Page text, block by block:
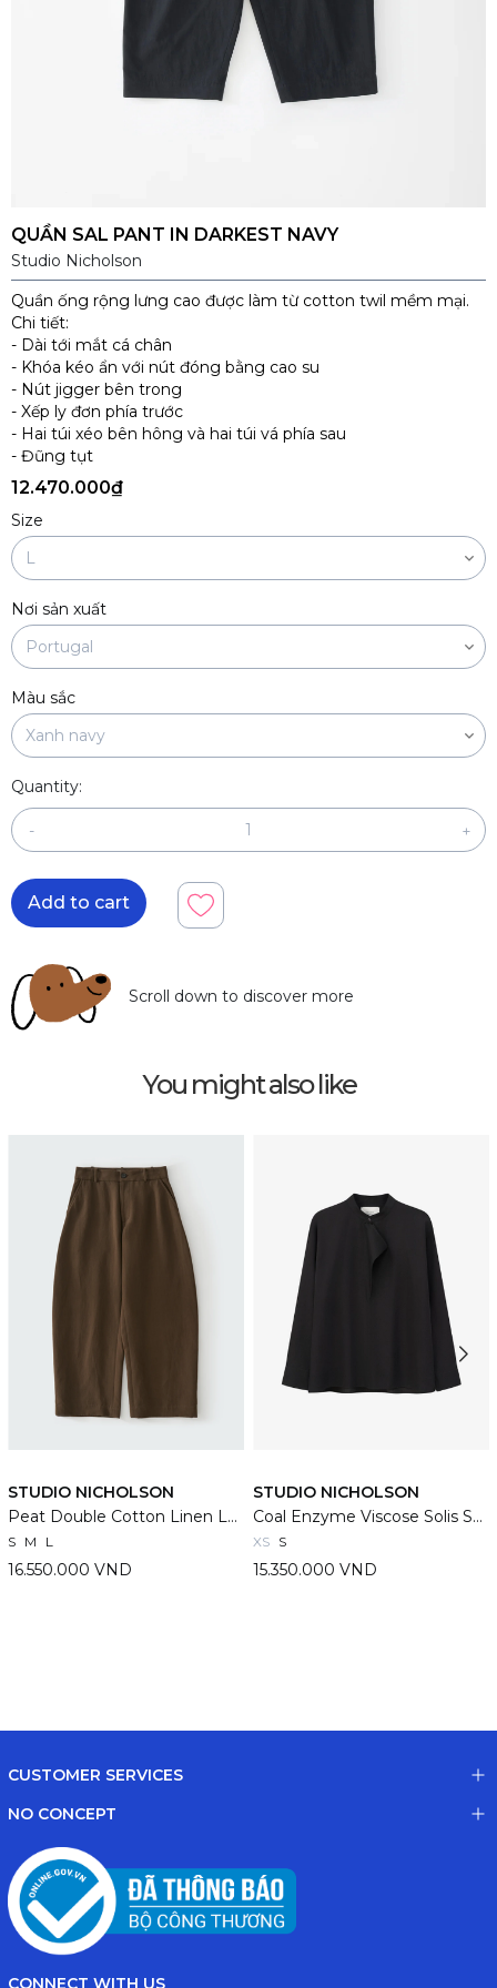
QUẦN SAL PANT IN DARKEST NAVY
Studio Nicholson
Quần ống rộng lưng cao được làm từ cotton twil mềm mại.
Chi tiết:
- Dài tới mắt cá chân
- Khóa kéo ẩn với nút đóng bằng cao su
- Nút jigger bên trong
- Xếp ly đơn phía trước
- Hai túi xéo bên hông và hai túi vá phía sau
- Đũng tụt
12.470.000₫
Size
Nơi sản xuất
Màu sắc
Quantity:
- +
Add to cart
Scroll down to discover more
You might also like
STUDIO NICHOLSON
Peat Double Cotton Linen Levy Pants
S M L
16.550.000 VND
STUDIO NICHOLSON
Coal Enzyme Viscose Solis Shirt
XS S
15.350.000 VND
CUSTOMER SERVICES
NO CONCEPT
CONNECT WITH US